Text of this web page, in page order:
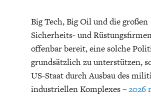
Big Tech, Big Oil und die großen
Sicherheits- und
offenbar bereit, eine solche
grundsätzlich zu unterstützen,
US-Staat durch Ausbau des
industriellen Komplexes –2026